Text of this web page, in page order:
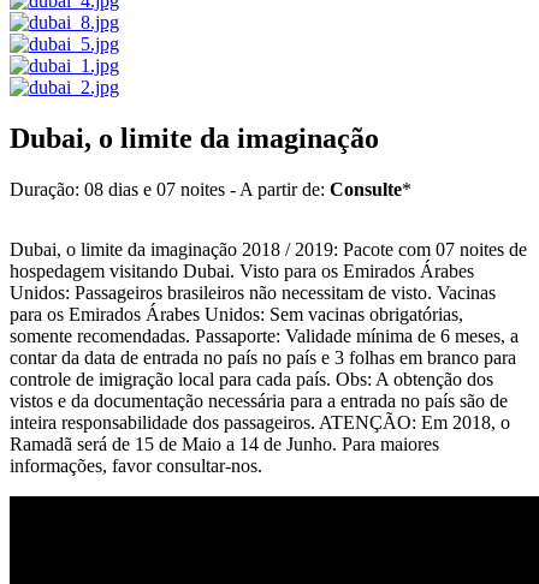
Dubai, o limite da imaginação
Duração: 08 dias e 07 noites - A partir de: Consulte*
Dubai, o limite da imaginação 2018 / 2019: Pacote com 07 noites de
hospedagem visitando Dubai. Visto para os Emirados Árabes
Unidos: Passageiros brasileiros não necessitam de visto. Vacinas
para os Emirados Árabes Unidos: Sem vacinas obrigatórias,
somente recomendadas. Passaporte: Validade mínima de 6 meses, a
contar da data de entrada no país no país e 3 folhas em branco para
controle de imigração local para cada país. Obs: A obtenção dos
vistos e da documentação necessária para a entrada no país são de
inteira responsabilidade dos passageiros. ATENÇÃO: Em 2018, o
Ramadã será de 15 de Maio a 14 de Junho. Para maiores
informações, favor consultar-nos.